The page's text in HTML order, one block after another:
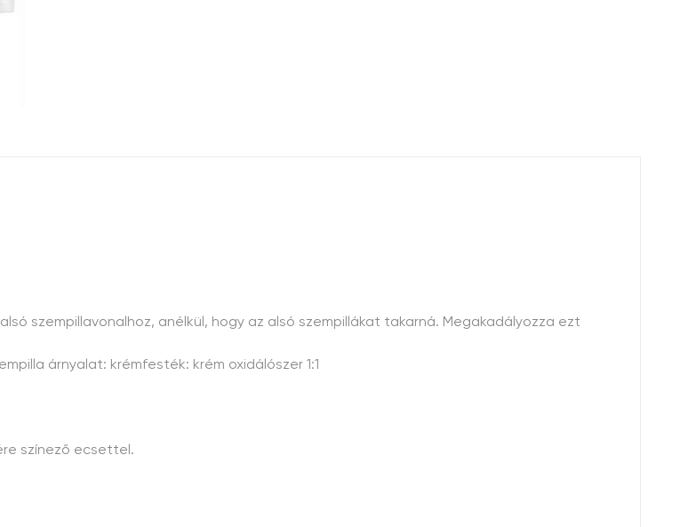
szempillavonalhoz, anélkül, hogy az alsó szempillákat takarná. Megakadályozza ezt
árnyalat: krémfesték: krém oxidálószer 1:1
színező ecsettel.